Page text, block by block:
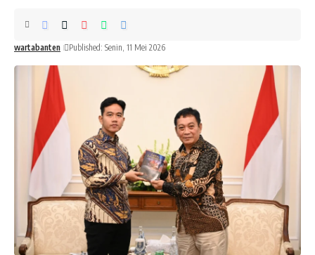
wartabanten Published: Senin, 11 Mei 2026